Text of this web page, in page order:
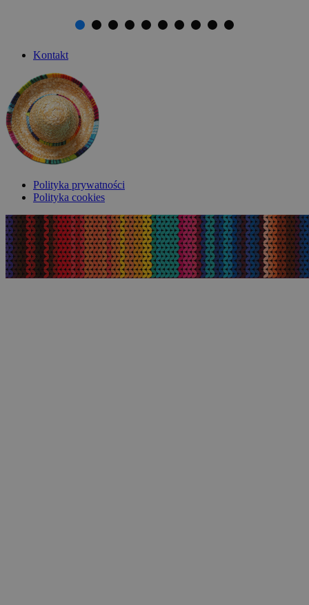
Kontakt
Polityka prywatności
Polityka cookies